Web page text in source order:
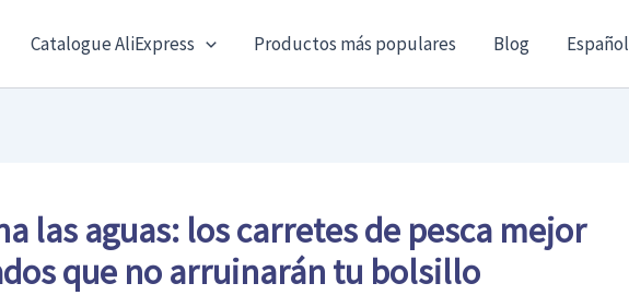
Catalogue AliExpress Productos más populares Blog Español
las aguas: los carretes de pesca mejor
que no arruinarán tu bolsillo